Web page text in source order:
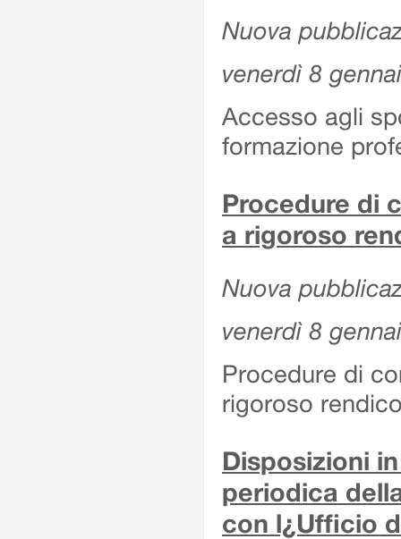
Nuova
venerdì 8
Accesso agli
formazione
Procedure di
a rigoroso
Nuova
venerdì 8
Procedure di
rigoroso
Disposizioni
periodica
con l¿Ufficio